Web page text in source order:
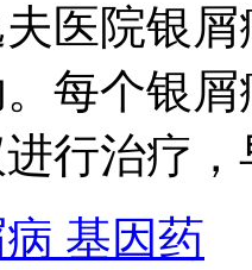
医院银
每个银
行治疗
基因药